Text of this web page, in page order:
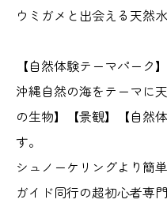
ウミガメと出会える天然
【自然体験テーマパーク】
沖縄自然の海をテーマに
の生物】【景観】【自然
す。
シュノーケリングより簡
ガイド同行の超初心者専